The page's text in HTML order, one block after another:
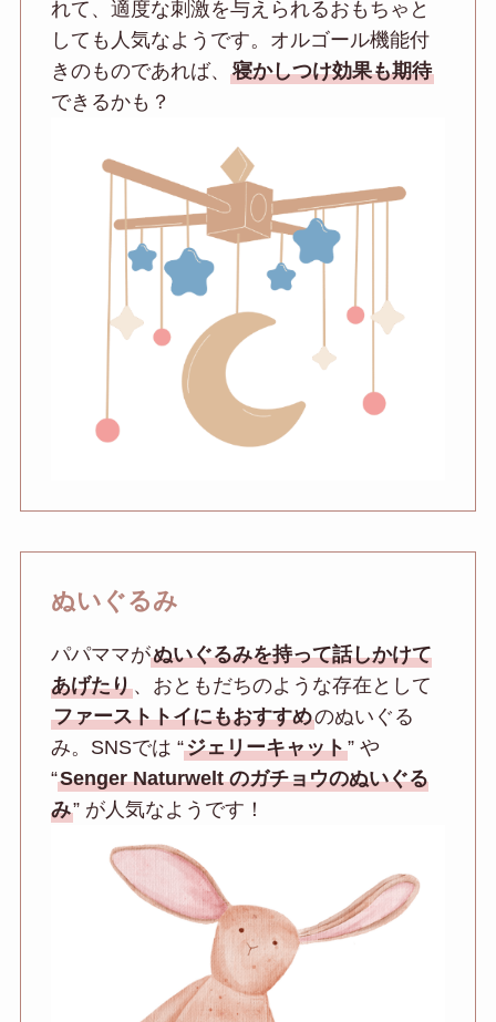
れて、適度な刺激を与えられるおもちゃと
しても人気なようです。オルゴール機能付
きのものであれば、 寝かしつけ効果も期待
できるかも？
ぬいぐるみ
パパママがぬいぐるみを持って話しかけて
あげたり、おともだちのような存在として
ファーストトイにもおすすめのぬいぐる
み。SNSでは “ジェリーキャット” や
“Senger Naturwelt のガチョウのぬいぐる
み” が人気なようです！